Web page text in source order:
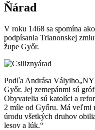
Ňárad
V roku 1468 sa spomína ako
podpísania Trianonskej
župe Győr.
Podľa Andrása
Győr. Jej zemepánmi sú gróf
Obyvatelia sú katolíci a
2 míle od Győru. Má veľmi
úrodu všetkých druhov
lesov a lúk.“